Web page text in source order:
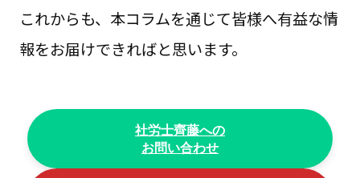
これからも、本コラムを通じて皆様へ有益な情
報をお届けできればと思います。
社労士齊藤への
お問い合わせ